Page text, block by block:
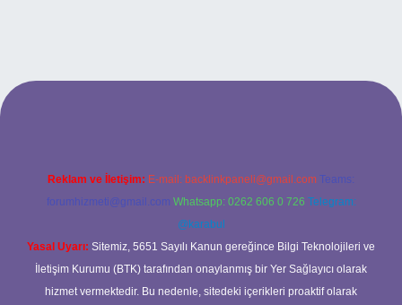
bahis sitesi
Reklam ve İletişim: E-mail: backlinkpaneli@gmail.com Teams:
forumhizmeti@gmail.com Whatsapp: 0262 606 0 726 Telegram:
@karabul
Yasal Uyarı: Sitemiz, 5651 Sayılı Kanun gereğince Bilgi Teknolojileri ve
İletişim Kurumu (BTK) tarafından onaylanmış bir Yer Sağlayıcı olarak
hizmet vermektedir. Bu nedenle, sitedeki içerikleri proaktif olarak